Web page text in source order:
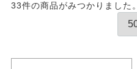
33件の商品がみつかりました。